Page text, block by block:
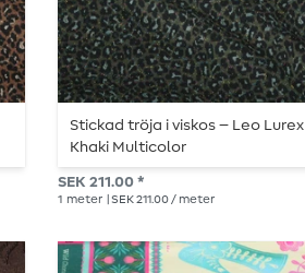
Stickad tröja i viskos – Leo Lurex
Khaki Multicolor
SEK 211.00 *
1 meter | SEK 211.00 / meter